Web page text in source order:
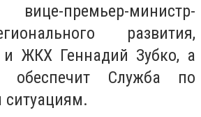
премьер-министр-
развития,
и ЖКХ Геннадий Зубко, а
обеспечит Служба по